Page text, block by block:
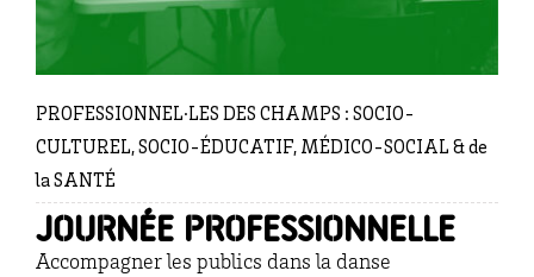
PROFESSIONNEL·LES DES CHAMPS : SOCIO-
CULTUREL, SOCIO-ÉDUCATIF, MÉDICO-SOCIAL & de
la SANTÉ
Journée professionnelle
Accompagner les publics dans la danse